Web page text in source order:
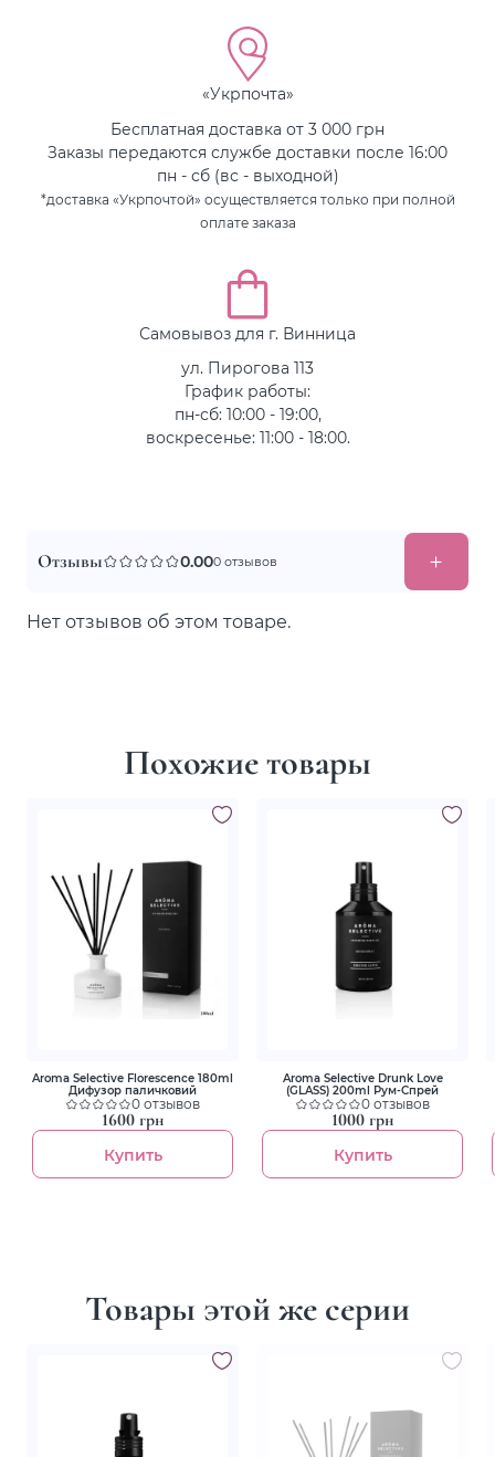
«Укрпочта»
Бесплатная доставка от 3 000 грн
Заказы передаются службе доставки после 16:00
пн - сб (вс - выходной)
*доставка «Укрпочтой» осуществляется только при полной
оплате заказа
Самовывоз для г. Винница
ул. Пирогова 113
График работы:
пн-сб: 10:00 - 19:00,
воскресенье: 11:00 - 18:00.
Отзывы 0.000 отзывов
Нет отзывов об этом товаре.
Похожие товары
Aroma Selective Florescence 180ml
Дифузор паличковий
0 отзывов
1600 грн
Купить
Aroma Selective Drunk Love
(GLASS) 200ml Рум-Спрей
0 отзывов
1000 грн
Купить
Товары этой же серии